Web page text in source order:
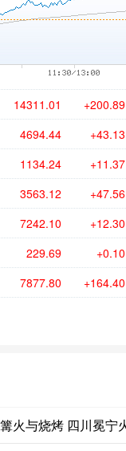
14311.01 +200.89
4694.44 +43.13
1134.24 +11.37
3563.12 +47.56
7242.10 +12.30
229.69 +0.10
7877.80 +164.40